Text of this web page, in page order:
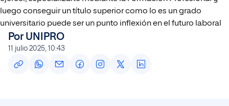
luego conseguir un título superior como lo es un grado
universitario puede ser un punto inflexión en el futuro laboral
Por UNIPRO
11 julio 2025, 10:43